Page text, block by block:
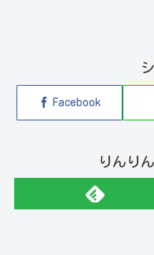
Facebook
りんり